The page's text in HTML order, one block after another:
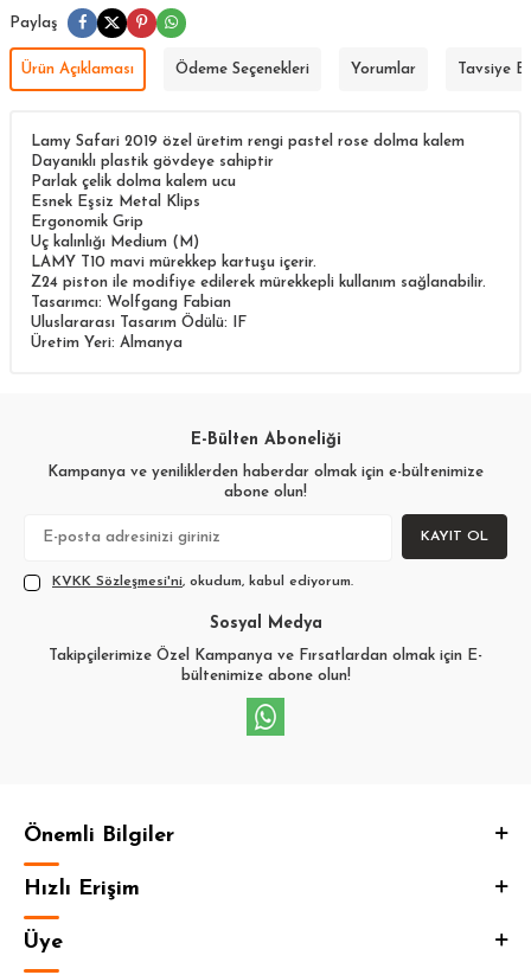
Paylaş
Ürün Açıklaması Ödeme Seçenekleri Yorumlar Tavsiye
Lamy Safari 2019 özel üretim rengi pastel rose dolma kalem
Dayanıklı plastik gövdeye sahiptir
Parlak çelik dolma kalem ucu
Esnek Eşsiz Metal Klips
Ergonomik Grip
Uç kalınlığı Medium (M)
LAMY T10 mavi mürekkep kartuşu içerir.
Z24 piston ile modifiye edilerek mürekkepli kullanım sağlanabilir.
Tasarımcı: Wolfgang Fabian
Uluslararası Tasarım Ödülü: IF
Üretim Yeri: Almanya
E-Bülten Aboneliği
Kampanya ve yeniliklerden haberdar olmak için e-bültenimize
abone olun!
KAYIT OL
KVKK Sözleşmesi'ni, okudum, kabul ediyorum.
Sosyal Medya
Takipçilerimize Özel Kampanya ve Fırsatlardan olmak için E-
bültenimize abone olun!
Önemli Bilgiler
Hızlı Erişim
Üye